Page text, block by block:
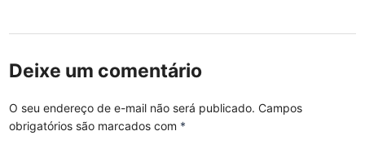
Deixe um comentário
O seu endereço de e-mail não será publicado. Campos
obrigatórios são marcados com *